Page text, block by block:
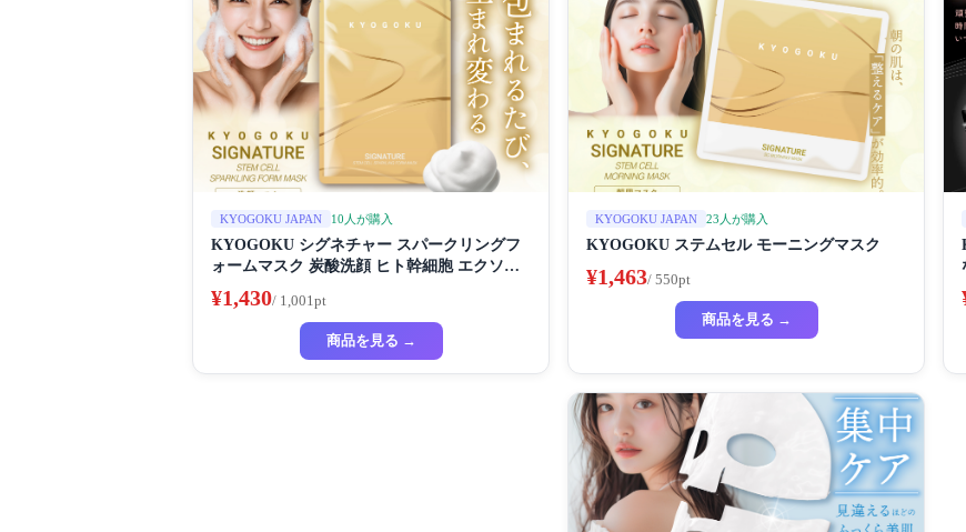
KYOGOKU JAPAN 10人が購入
KYOGOKU シグネチャー スパークリングフ
ォームマスク 炭酸洗顔 ヒト幹細胞 エクソソ
ーム リポソーム 高濃度炭酸
¥1,430/ 1,001pt
商品を見る →
KYOGOKU JAPAN 23人が購入
KYOGOKU ステムセル モーニングマスク
¥1,463/ 550pt
商品を見る →